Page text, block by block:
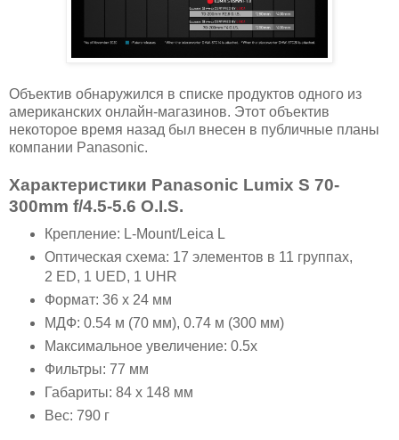
Объектив обнаружился в списке продуктов одного из
американских онлайн-магазинов. Этот объектив
некоторое время назад был внесен в публичные планы
компании Panasonic.
Характеристики Panasonic Lumix S 70-
300mm f/4.5-5.6 O.I.S.
Крепление: L-Mount/Leica L
Оптическая схема: 17 элементов в 11 группах,
2 ED, 1 UED, 1 UHR
Формат: 36 x 24 мм
МДФ: 0.54 м (70 мм), 0.74 м (300 мм)
Максимальное увеличение: 0.5x
Фильтры: 77 мм
Габариты: 84 x 148 мм
Вес: 790 г